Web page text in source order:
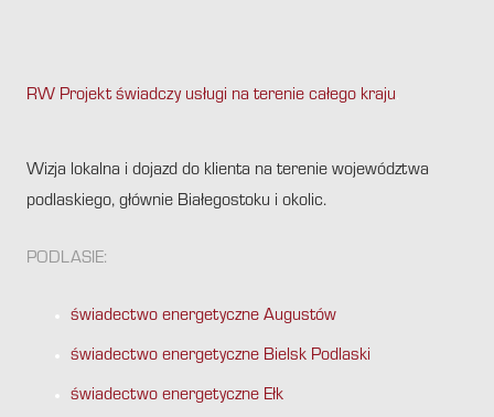
RW Projekt świadczy usługi na terenie całego kraju
Wizja lokalna i dojazd do klienta na terenie województwa
podlaskiego, głównie Białegostoku i okolic.
PODLASIE:
świadectwo energetyczne Augustów
świadectwo energetyczne Bielsk Podlaski
świadectwo energetyczne Ełk